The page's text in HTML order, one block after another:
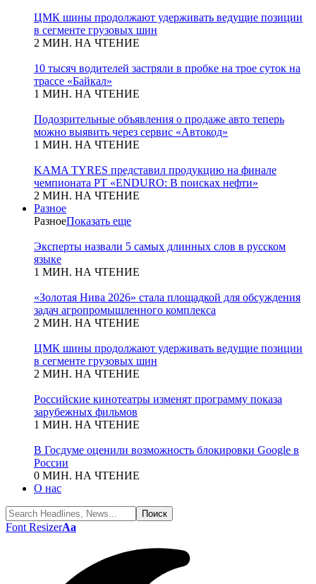
ЦМК шины продолжают удерживать ведущие позиции
в сегменте грузовых шин
2 МИН. НА ЧТЕНИЕ
10 тысяч водителей застряли в пробке на трое суток на
трассе «Байкал»
1 МИН. НА ЧТЕНИЕ
Подозрительные объявления о продаже авто теперь
можно выявить через сервис «Автокод»
1 МИН. НА ЧТЕНИЕ
KAMA TYRES представил продукцию на финале
чемпионата РТ «ENDURO: В поисках нефти»
2 МИН. НА ЧТЕНИЕ
Разное
РазноеПоказать еще
Эксперты назвали 5 самых длинных слов в русском
языке
1 МИН. НА ЧТЕНИЕ
«Золотая Нива 2026» стала площадкой для обсуждения
задач агропромышленного комплекса
2 МИН. НА ЧТЕНИЕ
ЦМК шины продолжают удерживать ведущие позиции
в сегменте грузовых шин
2 МИН. НА ЧТЕНИЕ
Российские кинотеатры изменят программу показа
зарубежных фильмов
1 МИН. НА ЧТЕНИЕ
В Госдуме оценили возможность блокировки Google в
России
0 МИН. НА ЧТЕНИЕ
О нас
Font ResizerAa